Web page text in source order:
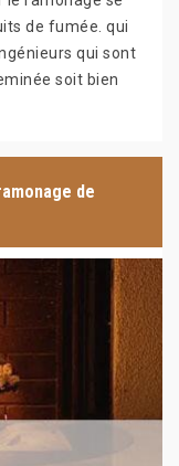
de fumée. qui
qui sont
soit bien
de